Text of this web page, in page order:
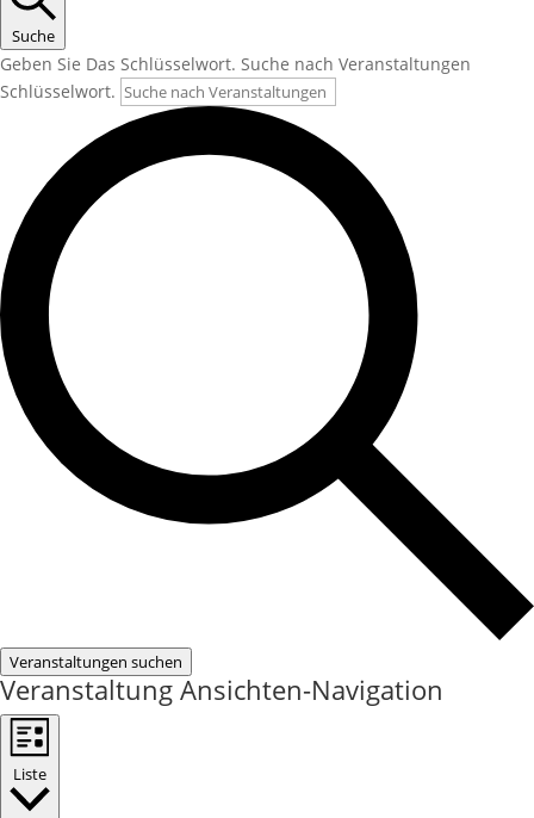
Suche
Geben Sie Das Schlüsselwort. Suche nach Veranstaltungen
Schlüsselwort.
Veranstaltungen suchen
Veranstaltung Ansichten-Navigation
Liste